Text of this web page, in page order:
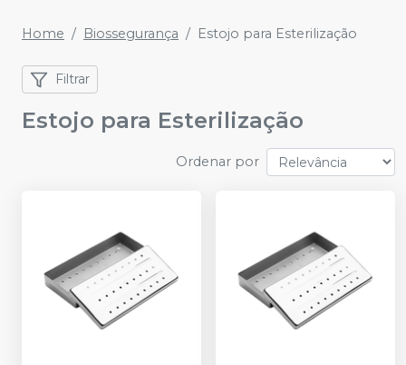
Home Biossegurança Estojo para Esterilização
Filtrar
Estojo para Esterilização
Ordenar por